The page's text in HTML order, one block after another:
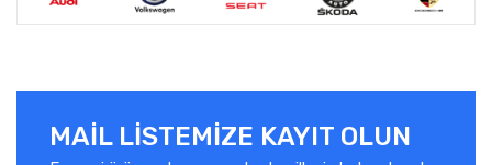
MAIL LISTEMIZE KAYIT OLUN